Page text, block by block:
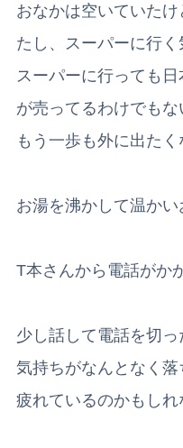
おなかは空いていた
たし、スーパーに行く
スーパーに行っても
が売ってるわけでもな
もう一歩も外に出たく
お湯を沸かして温かい
T本さんから電話がか
少し話して電話を切っ
気持ちがなんとなく落
疲れているのかもしれ